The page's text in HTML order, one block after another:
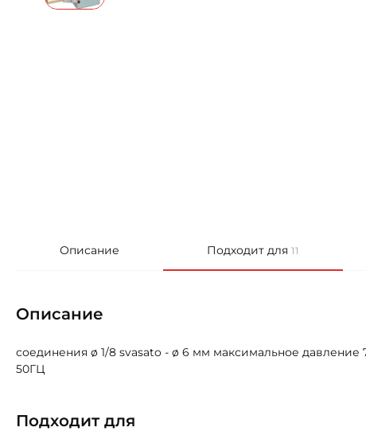
Описание Подходит для11
Описание
соединения ø 1/8 svasato - ø 6 мм максимальное
50ГЦ
Подходит для